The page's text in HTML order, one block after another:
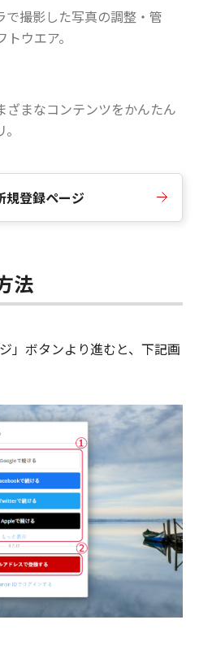
で撮影した写真の調整・管
ウエア。
まなコンテンツをかんたん
規登録ページ
法
」ボタンより進むと、下記画